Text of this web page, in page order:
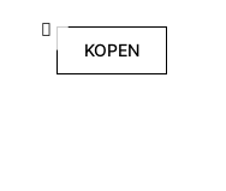
Vorige
KOPEN